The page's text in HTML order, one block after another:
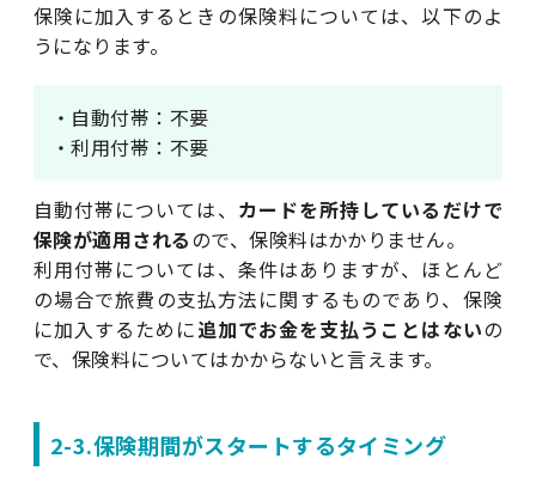
保険に加入するときの保険料については、以下のよ
うになります。
・自動付帯：不要
・利用付帯：不要
自動付帯については、 カードを所持しているだけで
保険が適用されるので、保険料はかかりません。
利用付帯については、条件はありますが、ほとんど
の場合で旅費の支払方法に関するものであり、保険
に加入するために追加でお金を支払うことはないの
で、保険料についてはかからないと言えます。
2-3.保険期間がスタートするタイミング